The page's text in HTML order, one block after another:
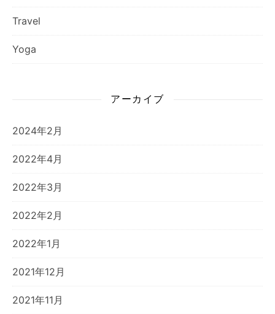
Travel
Yoga
アーカイブ
2024年2月
2022年4月
2022年3月
2022年2月
2022年1月
2021年12月
2021年11月